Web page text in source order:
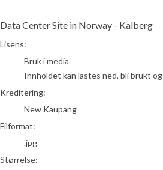
Data Center Site in Norway - Kalberg
New Kaupang
Lisens:
Bruk i media
Innholdet kan lastes ned, bli brukt
Kreditering:
New Kaupang
Filformat:
.jpg
Størrelse: